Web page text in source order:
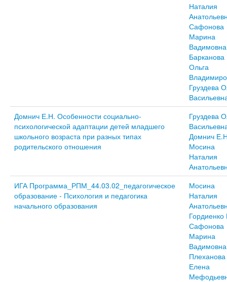
Наталия
Сафонова
Марина
Вадимовна
Барканова
Ольга
Груздева
Домнич Е.Н. Особенности социально-
психологической адаптации детей младшего
школьного возраста при разных типах
родительского отношения
Груздева
Домнич
Мосина
Наталия
ИГА Программа_РПМ_44.03.02_педагогическое
образование - Психология и педагогика
начального образования
Мосина
Наталия
Гордиенко
Сафонова
Марина
Вадимовна
Плеханова
Елена